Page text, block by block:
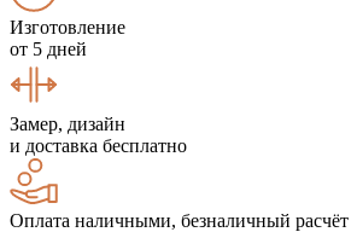
Изготовление
от 5 дней
Замер, дизайн
и доставка бесплатно
Оплата наличными, безналичный расчёт